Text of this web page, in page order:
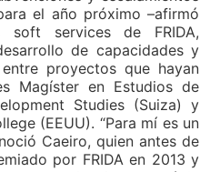
el año próximo –afirmó
services de FRIDA,
de capacidades y
proyectos que hayan
Magíster en Estudios de
Studies (Suiza) y
(EEUU). “Para mí es un
Caeiro, quien antes de
por FRIDA en 2013 y